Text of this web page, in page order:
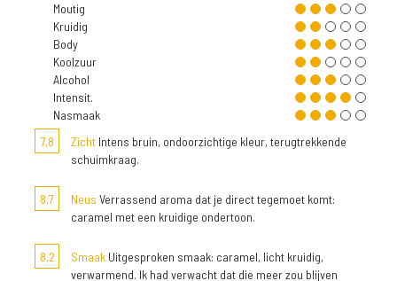
Moutig
Kruidig
Body
Koolzuur
Alcohol
Intensit.
Nasmaak
7,8
Zicht Intens bruin, ondoorzichtige kleur, terugtrekkende
schuimkraag.
8,7 Neus Verrassend aroma dat je direct tegemoet komt:
caramel met een kruidige ondertoon.
8,2 Smaak Uitgesproken smaak: caramel, licht kruidig,
verwarmend. Ik had verwacht dat die meer zou blijven